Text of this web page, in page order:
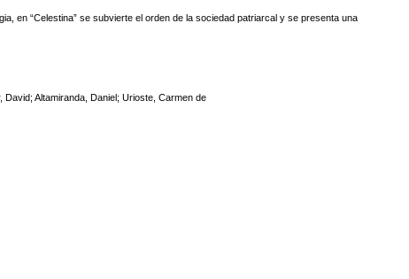
en “Celestina” se subvierte el orden de la sociedad patriarcal y se presenta una
David; Altamiranda, Daniel; Urioste, Carmen de